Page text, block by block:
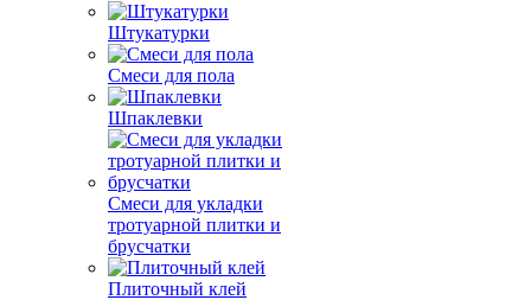
Штукатурки
Смеси для пола
Шпаклевки
Смеси для укладки
тротуарной плитки и
брусчатки
Плиточный клей